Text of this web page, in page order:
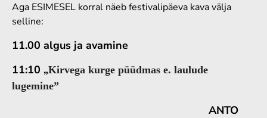
Aga ESIMESEL korral näeb festivalipäeva kava välja
selline:
11.00 algus ja avamine
11:10 „Kirvega kurge püüdmas e. laulude
lugemine”
ANTO